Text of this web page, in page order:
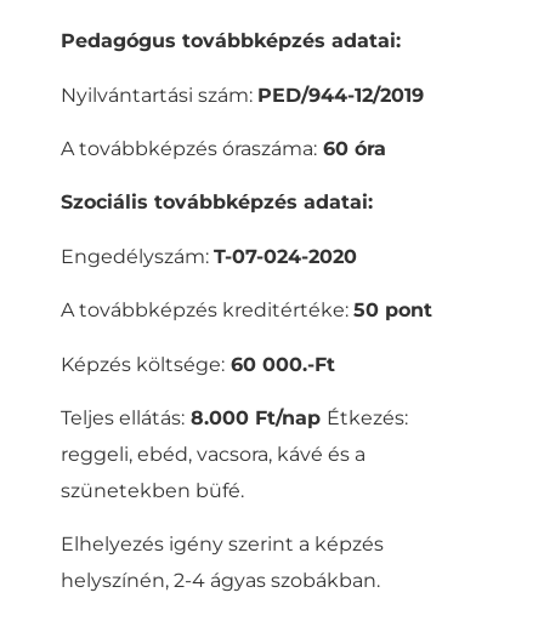
Pedagógus továbbképzés adatai:
Nyilvántartási szám: PED/944-12/2019
A továbbképzés óraszáma: 60 óra
Szociális továbbképzés adatai:
Engedélyszám: T-07-024-2020
A továbbképzés kreditértéke: 50 pont
Képzés költsége: 60 000.-Ft
Teljes ellátás: 8.000 Ft/nap Étkezés:
reggeli, ebéd, vacsora, kávé és a
szünetekben büfé.
Elhelyezés igény szerint a képzés
helyszínén, 2-4 ágyas szobákban.